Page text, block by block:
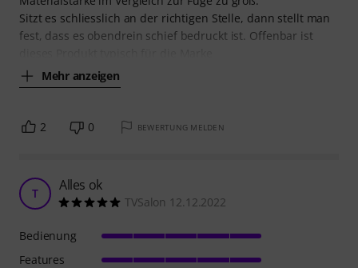
Sitzt es schliesslich an der richtigen Stelle, dann stellt man
fest, dass es obendrein schief bedruckt ist. Offenbar ist
Mehr anzeigen
2 0 BEWERTUNG MELDEN
T Alles ok
TVSalon 12.12.2022
Bedienung
Features